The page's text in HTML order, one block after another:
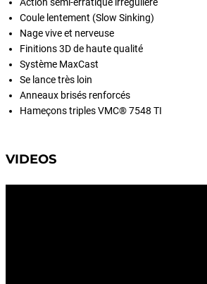
Coule lentement (Slow Sinking)
Nage vive et nerveuse
Finitions 3D de haute qualité
Système MaxCast
Se lance très loin
Anneaux brisés renforcés
Hameçons triples VMC® 7548 TI
VIDEOS